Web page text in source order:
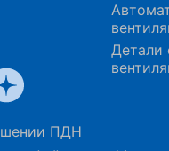
Детали
ПДН